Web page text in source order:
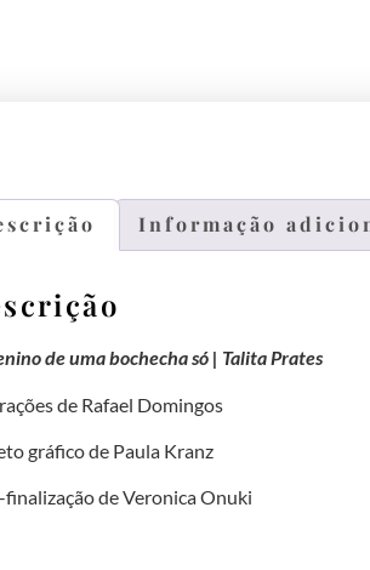
Informação
de uma bochecha só | Talita Prates
de Rafael Domingos
gráfico de Paula Kranz
de Veronica Onuki